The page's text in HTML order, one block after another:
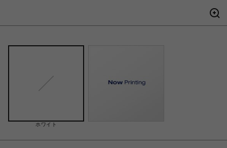
ホワイト